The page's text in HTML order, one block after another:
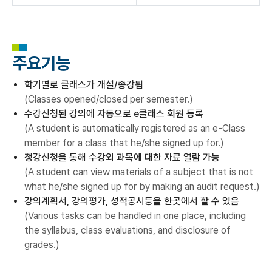
주요기능
학기별로 클래스가 개설/종강됨
(Classes opened/closed per semester.)
수강신청된 강의에 자동으로 e클래스 회원 등록
(A student is automatically registered as an e-Class
member for a class that he/she signed up for.)
청강신청을 통해 수강외 과목에 대한 자료 열람 가능
(A student can view materials of a subject that is not
what he/she signed up for by making an audit request.)
강의계획서, 강의평가, 성적공시등을 한곳에서 할 수 있음
(Various tasks can be handled in one place, including
the syllabus, class evaluations, and disclosure of
grades.)